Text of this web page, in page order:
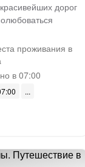
дорог
проживания в
в 07:00